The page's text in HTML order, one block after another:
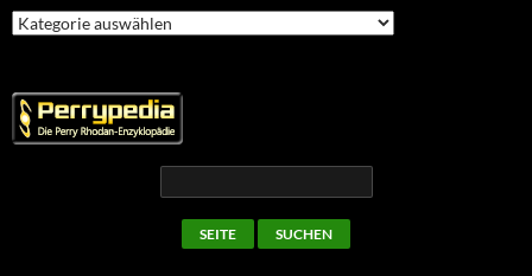
Kategorien